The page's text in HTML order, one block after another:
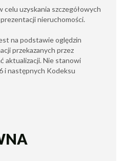
celu uzyskania szczegółowych
nieruchomości.
na podstawie oględzin
przekazanych przez
aktualizacji. Nie stanowi
i następnych Kodeksu